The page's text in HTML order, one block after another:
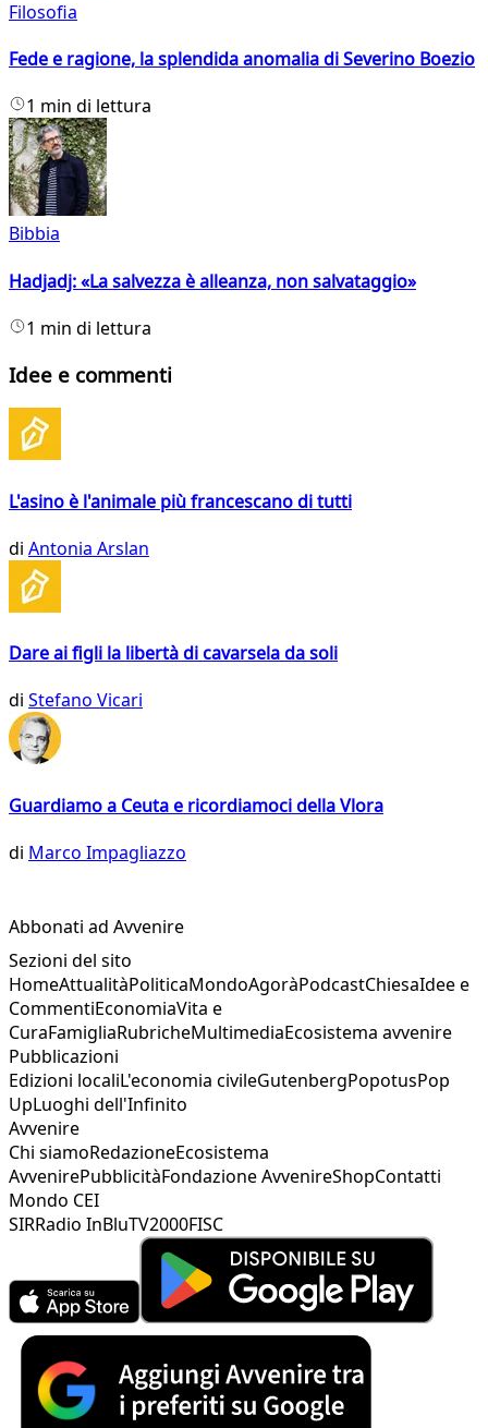
Filosofia
Fede e ragione, la splendida anomalia di Severino Boezio
1 min di lettura
Bibbia
Hadjadj: «La salvezza è alleanza, non salvataggio»
1 min di lettura
Idee e commenti
L'asino è l'animale più francescano di tutti
di Antonia Arslan
Dare ai figli la libertà di cavarsela da soli
di Stefano Vicari
Guardiamo a Ceuta e ricordiamoci della Vlora
di Marco Impagliazzo
Abbonati ad Avvenire
Sezioni del sito
HomeAttualitàPoliticaMondoAgoràPodcastChiesaIdee e
CommentiEconomiaVita e
CuraFamigliaRubricheMultimediaEcosistema avvenire
Pubblicazioni
Edizioni localiL'economia civileGutenbergPopotusPop
UpLuoghi dell'Infinito
Avvenire
Chi siamoRedazioneEcosistema
AvvenirePubblicitàFondazione AvvenireShopContatti
Mondo CEI
SIRRadio InBluTV2000FISC